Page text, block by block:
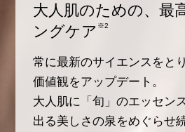
大人肌のための、最
ングケア ※2
常に最新のサイエンスをと
価値観をアップデート。
大人肌に「旬」のエッセン
出る美しさの泉をめぐらせ